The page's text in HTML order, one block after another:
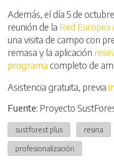
Además, el día 5 de
reunión de la Red Europea
una visita de campo con
remasa y la aplicación
programa completo de
Asistencia gratuita, previa
Fuente: Proyecto
sustforest plus resina
profesionalización